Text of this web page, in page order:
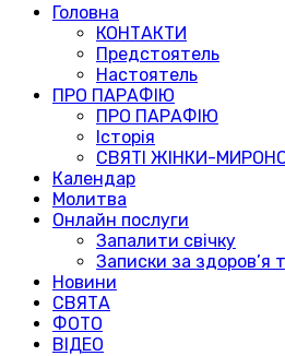
Головна
КОНТАКТИ
Предстоятель
Настоятель
ПРО ПАРАФІЮ
ПРО ПАРАФІЮ
Історія
СВЯТІ ЖІНКИ-
Календар
Молитва
Онлайн послуги
Запалити свічку
Записки за здоров’я
Новини
СВЯТА
ФОТО
ВІДЕО